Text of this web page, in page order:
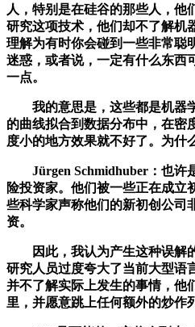
人，特别是在硅谷的那些人，他
研究这项技术，他们却不了解机
理解为有时你会碰到一些非常聪
迷惑，或者说，一定有什么东西
一点。
我的意思是，这些都是机器
的曲线拟合到数据分布中，在密
度小的地方效果就不好了。为什
Jürgen Schmidhuber：也许
险投资家。他们被一些正在成立
些科学家声称他们的新初创公司
资。
因此，我认为产生这种误解
研究人员过度夸大了当前大型语
并不了解实际上发生的事情，他
里，并愿意跳上任何额外的炒作